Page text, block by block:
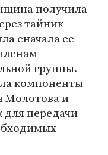
получила
тайник
сначала ее
группы.
компоненты
Молотова и
для передачи